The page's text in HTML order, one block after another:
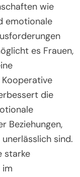
wie
emotionale
es Frauen,
die
Beziehungen,
sind.
starke
im